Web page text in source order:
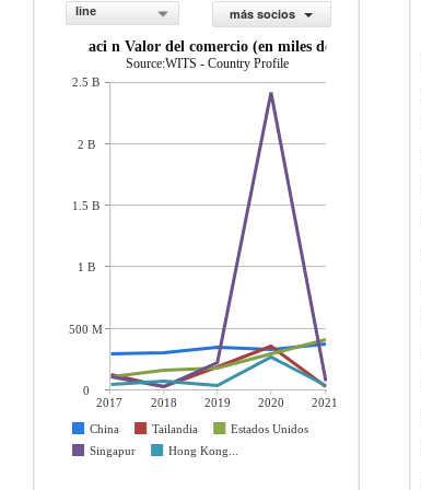
line
más socios
exportaci n Valor del comercio (en miles de US$)
Source:WITS - Country Profile
2017 2018 2019 2020
2021
China
Tailandia
Estados Unidos
Singapur
Hong Kong...
2.5 B
2 B
1.5 B
1 B
500 M
0